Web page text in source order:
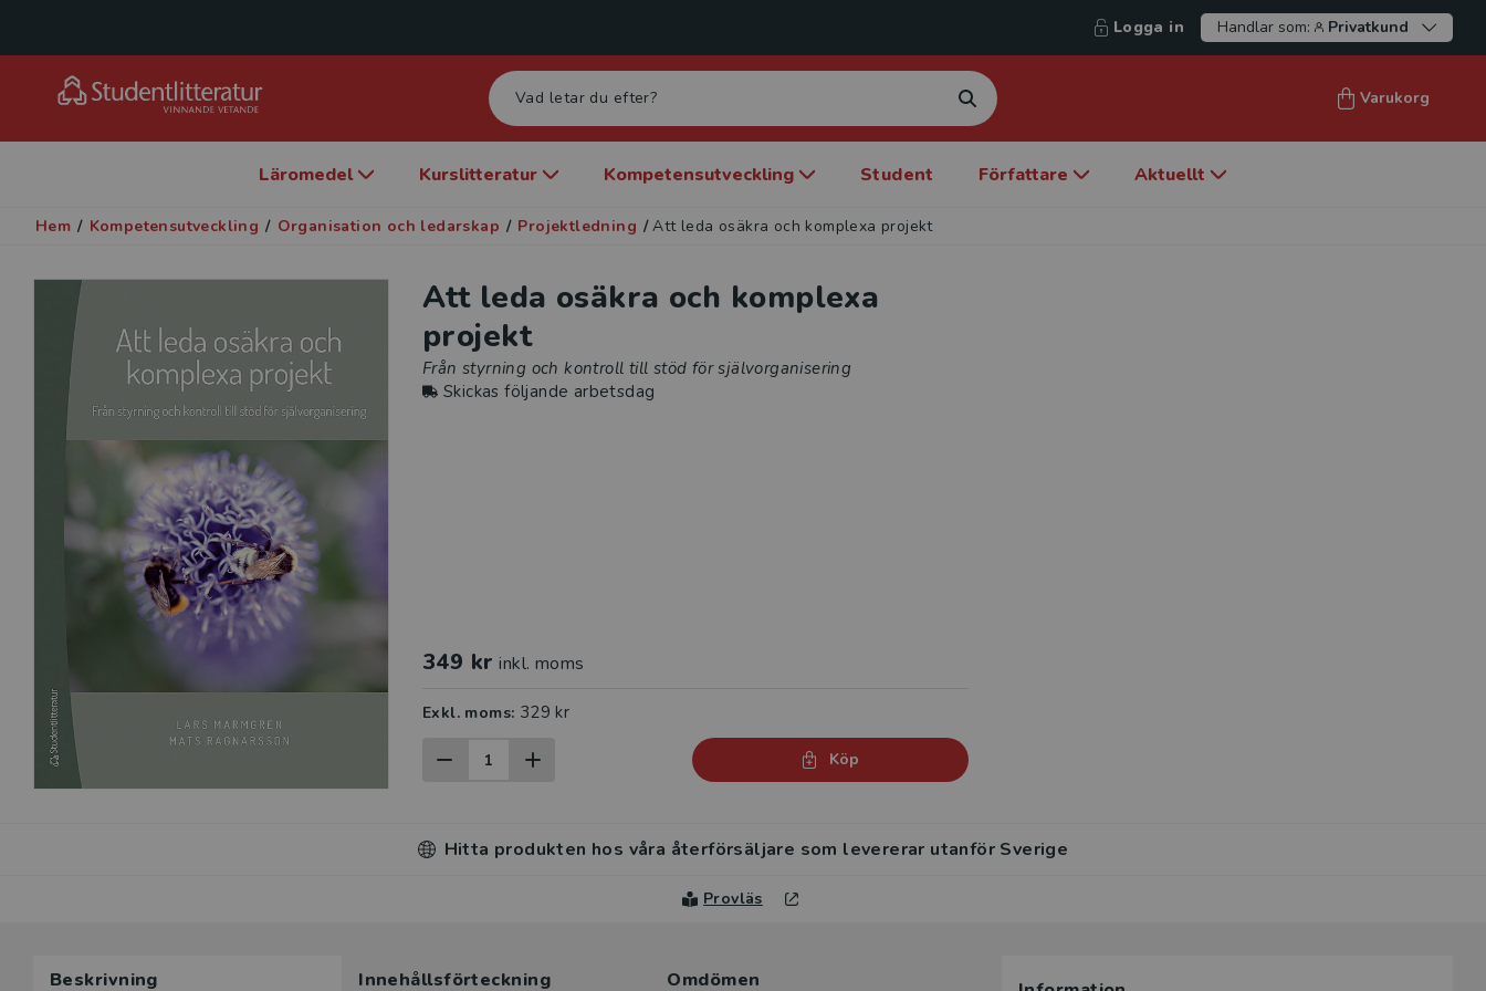
Logga in Handlar som: Privatkund
Varukorg
Läromedel Kurslitteratur Kompetensutveckling Student Författare Aktuellt
Hem / Kompetensutveckling / Organisation och ledarskap / Projektledning / Att leda osäkra och komplexa projekt
Att leda osäkra och komplexa
projekt
Från styrning och kontroll till stöd för självorganisering
Skickas följande arbetsdag
349 kr inkl. moms
Exkl. moms: 329 kr
Köp
Hitta produkten hos våra återförsäljare som levererar utanför Sverige
Provläs
Beskrivning Innehållsförteckning Omdömen